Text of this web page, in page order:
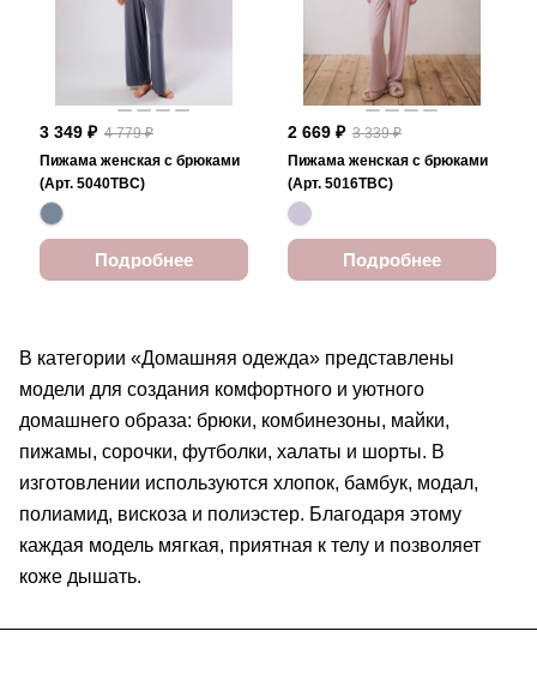
3 349 ₽ 4 779 ₽
Пижама женская с брюками
(Арт. 5040TBC)
Подробнее
2 669 ₽ 3 339 ₽
Пижама женская с брюками
(Арт. 5016TBC)
Подробнее
В категории «Домашняя одежда» представлены
модели для создания комфортного и уютного
домашнего образа: брюки, комбинезоны, майки,
пижамы, сорочки, футболки, халаты и шорты. В
изготовлении используются хлопок, бамбук, модал,
полиамид, вискоза и полиэстер. Благодаря этому
каждая модель мягкая, приятная к телу и позволяет
коже дышать.